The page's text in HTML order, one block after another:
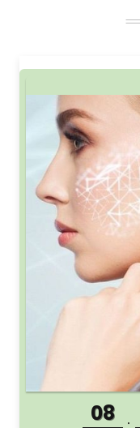
08